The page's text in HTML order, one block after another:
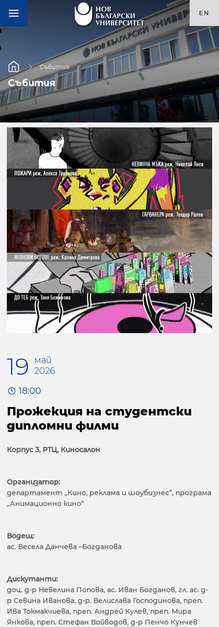
EN
Събития
Събития
19
май
2026
18:00
Прожекция на студентски
дипломни филми
Корпус 3, РТЦ, Киносалон
Организатор:
департамент „Кино, реклама и шоубизнес”, програма
„Анимационно кино“
Водещ:
ас. Весела Данчева –Богданова
Дискутанти:
доц. д-р Невелина Попова, ас. Иван Богданов, гл. ас. д-
р Севина Иванова, д-р. Велислава Господинова, преп.
Ива Токмакчиева, преп. Андрей Кулев, преп. Мира
Янкова, преп. Стефан Войводов, д-р Пенчо Кунчев